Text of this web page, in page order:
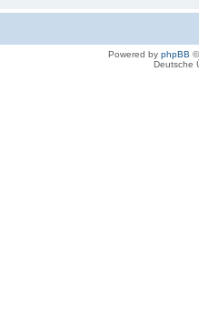
Powered by phpBB
Deutsche